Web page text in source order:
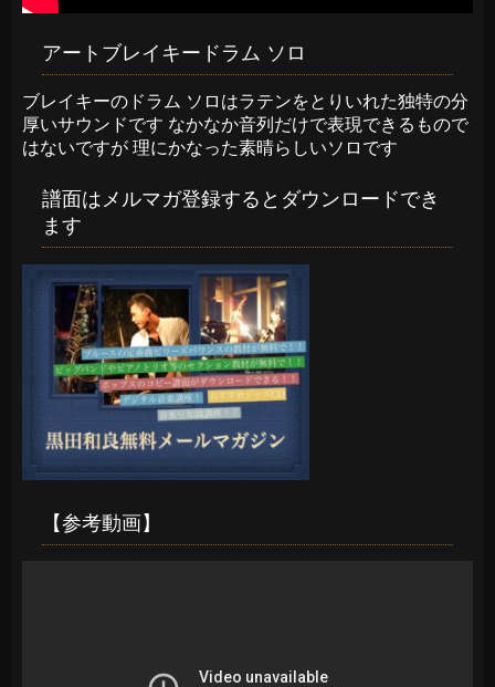
アートブレイキードラム ソロ
ブレイキーのドラム ソロはラテンをとりいれた独特の分
厚いサウンドです なかなか音列だけで表現できるもので
はないですが 理にかなった素晴らしいソロです
譜面はメルマガ登録するとダウンロードでき
ます
【参考動画】